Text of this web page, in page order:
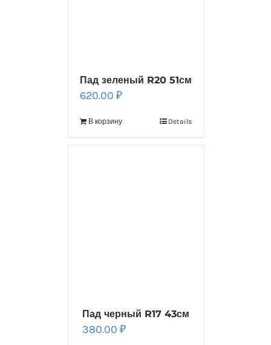
Пад зеленый R20 51см
620.00 ₽
В корзину Details
Пад черный R17 43см
380.00 ₽